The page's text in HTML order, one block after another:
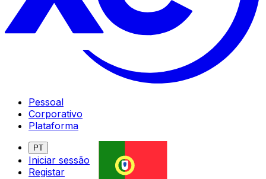
Pessoal
Corporativo
Plataforma
PT
Iniciar sessão
Registar